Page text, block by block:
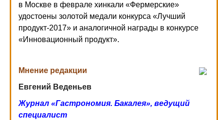
в Москве в феврале хинкали «Фермерские»
удостоены золотой медали конкурса «Лучший
продукт-2017» и аналогичной награды в конкурсе
«Инновационный продукт».
Мнение редакции
Евгений Веденьев
Журнал «Гастрономия. Бакалея», ведущий
специалист